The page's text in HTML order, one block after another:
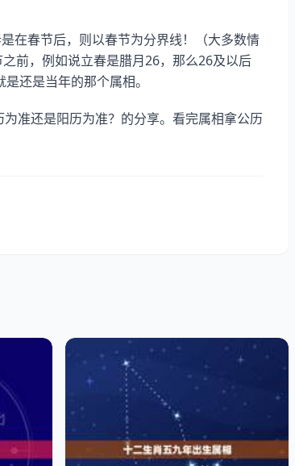
在春节后，则以春节为分界线！（大多数情
前，例如说立春是腊月26，那么26及以后
还是当年的那个属相。
准还是阳历为准？的分享。看完属相拿公历